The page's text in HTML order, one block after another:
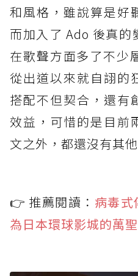
和風格，雖說算是好
而加入了 Ado 後真的
在歌聲方面多了不少
從出道以來就自詡的
搭配不但契合，還有
效益，可惜的是目前
文之外，都還沒有其
👉 推薦閱讀： 病毒
為日本環球影城的萬